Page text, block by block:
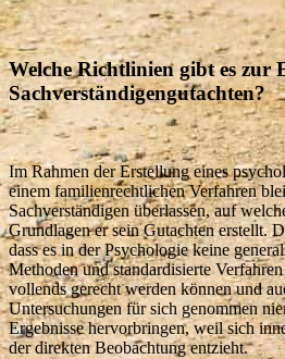
Welche Richtlinien gibt es zur
Sachverständigengutachten?
Im Rahmen der Erstellung eines
einem familienrechtlichen Verfahren
Sachverständigen überlassen, auf
Grundlagen er sein Gutachten erstellt.
dass es in der Psychologie keine
Methoden und standardisierte
vollends gerecht werden können und
Untersuchungen für sich genommen
Ergebnisse hervorbringen, weil sich
der direkten Beobachtung entzieht.